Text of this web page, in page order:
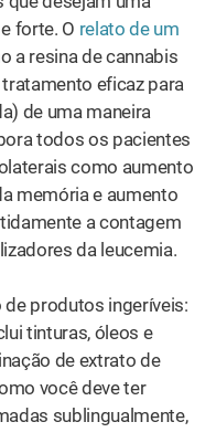
motivo: eles
sob a língua,
ocorre porque a
que servem
pelos
das
de cannabis
dos convencionais,
formulações
de marijuana
glicosídeos) do que
melhor às